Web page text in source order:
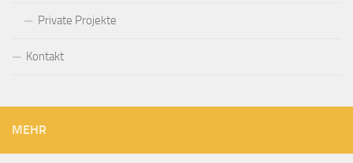
Private Projekte
Kontakt
MEHR